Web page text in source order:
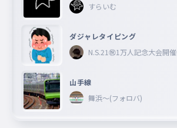
すらいむ
ダジャレタイピング
N.S.21㊗︎1万人記念大会開
山手線
舞浜〜(フォロバ)